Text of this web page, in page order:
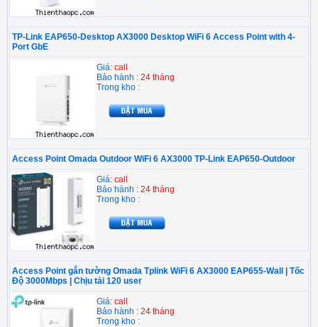
TP-Link EAP650-Desktop AX3000 Desktop WiFi 6 Access Point with 4-
Port GbE
Giá: call
Bảo hành : 24 tháng
Trong kho :
Access Point Omada Outdoor WiFi 6 AX3000 TP-Link EAP650-Outdoor
Giá: call
Bảo hành : 24 tháng
Trong kho :
Access Point gắn tường Omada Tplink WiFi 6 AX3000 EAP655-Wall | Tốc
Độ 3000Mbps | Chịu tải 120 user
Giá: call
Bảo hành : 24 tháng
Trong kho :